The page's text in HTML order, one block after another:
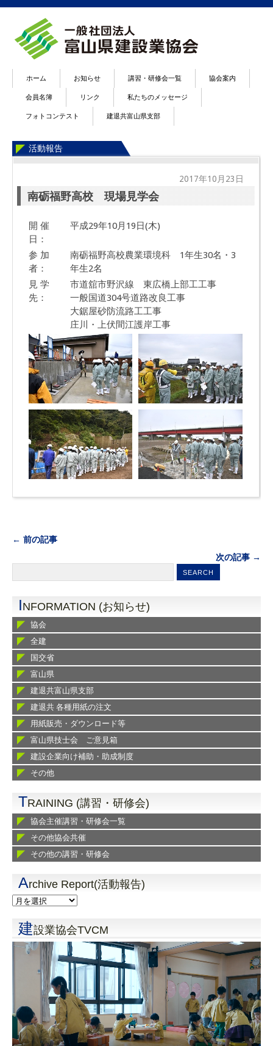
ホーム お知らせ 講習・研修会一覧 協会案内
会員名簿 リンク 私たちのメッセージ
フォトコンテスト 建退共富山県支部
活動報告
2017年10月23日
南砺福野高校 現場見学会
開 催
日：
平成29年10月19日(木)
参 加
者：
南砺福野高校農業環境科 1年生30名・3
年生2名
見 学
先：
市道舘市野沢線 東広橋上部工工事
一般国道304号道路改良工事
大鋸屋砂防流路工工事
庄川・上伏間江護岸工事
← 前の記事
次の記事 →
INFORMATION (お知らせ)
協会
全建
国交省
富山県
建退共富山県支部
建退共 各種用紙の注文
用紙販売・ダウンロード等
富山県技士会 ご意見箱
建設企業向け補助・助成制度
その他
TRAINING (講習・研修会)
協会主催講習・研修会一覧
その他協会共催
その他の講習・研修会
Archive Report(活動報告)
建設業協会TVCM